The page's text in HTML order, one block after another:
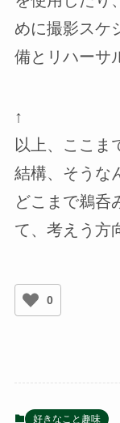
めに撮影スケ
備とリハーサ
↑
以上、ここま
結構、そうな
どこまで鵜呑
て、考えう方
0
好きなこと趣味